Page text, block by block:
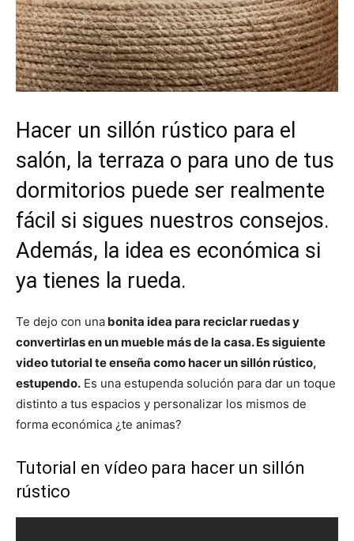
Hacer un sillón rústico para el
salón, la terraza o para uno de tus
dormitorios puede ser realmente
fácil si sigues nuestros consejos.
Además, la idea es económica si
ya tienes la rueda.
Te dejo con una bonita idea para reciclar ruedas y
convertirlas en un mueble más de la casa. Es siguiente
video tutorial te enseña como hacer un sillón rústico,
estupendo. Es una estupenda solución para dar un toque
distinto a tus espacios y personalizar los mismos de
forma económica ¿te animas?
Tutorial en vídeo para hacer un sillón
rústico